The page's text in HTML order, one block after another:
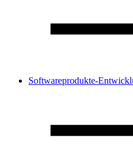
Softwareprodukte-